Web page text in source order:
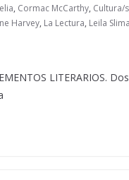
, Cormac McCarthy, Cultura/s
Harvey, La Lectura, Leila
LITERARIOS.